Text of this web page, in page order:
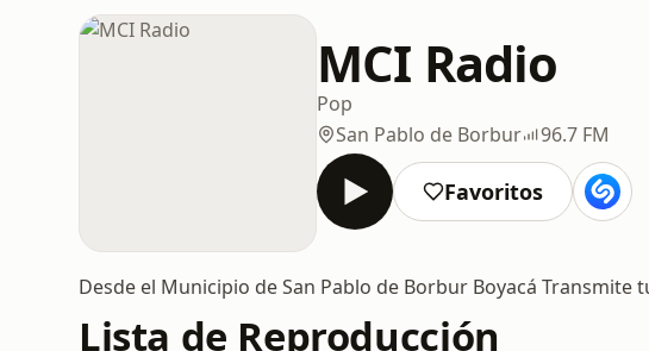
MCI Radio
Pop
San Pablo de Borbur
96.7 FM
Favoritos
Desde el Municipio de San Pablo de Borbur Boyacá
Lista de Reproducción